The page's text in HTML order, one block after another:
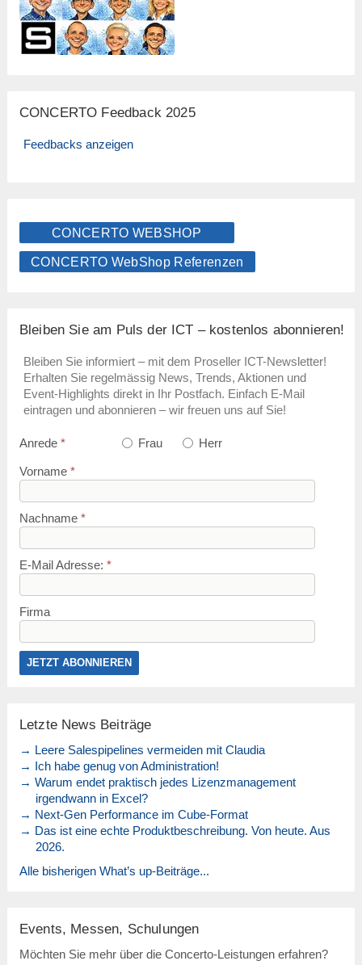
CONCERTO Feedback 2025
Feedbacks anzeigen
CONCERTO WEBSHOP
CONCERTO WebShop Referenzen
Bleiben Sie am Puls der ICT – kostenlos abonnieren!
Bleiben Sie informiert – mit dem Proseller ICT-Newsletter!
Erhalten Sie regelmässig News, Trends, Aktionen und
Event-Highlights direkt in Ihr Postfach. Einfach E-Mail
eintragen und abonnieren – wir freuen uns auf Sie!
Anrede * Frau Herr
Vorname *
Nachname *
E-Mail Adresse: *
Firma
Letzte News Beiträge
→ Leere Salespipelines vermeiden mit Claudia
→ Ich habe genug von Administration!
→ Warum endet praktisch jedes Lizenzmanagement
irgendwann in Excel?
→ Next-Gen Performance im Cube-Format
→ Das ist eine echte Produktbeschreibung. Von heute. Aus
2026.
Alle bisherigen What’s up-Beiträge...
Events, Messen, Schulungen
Möchten Sie mehr über die Concerto-Leistungen erfahren?